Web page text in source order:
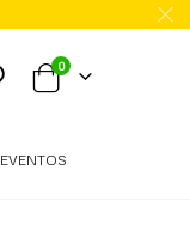
Mi carrito
0elementos
EVENTOS